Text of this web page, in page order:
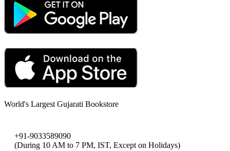
World's Largest Gujarati Bookstore
+91-9033589090
(During 10 AM to 7 PM, IST, Except on Holidays)